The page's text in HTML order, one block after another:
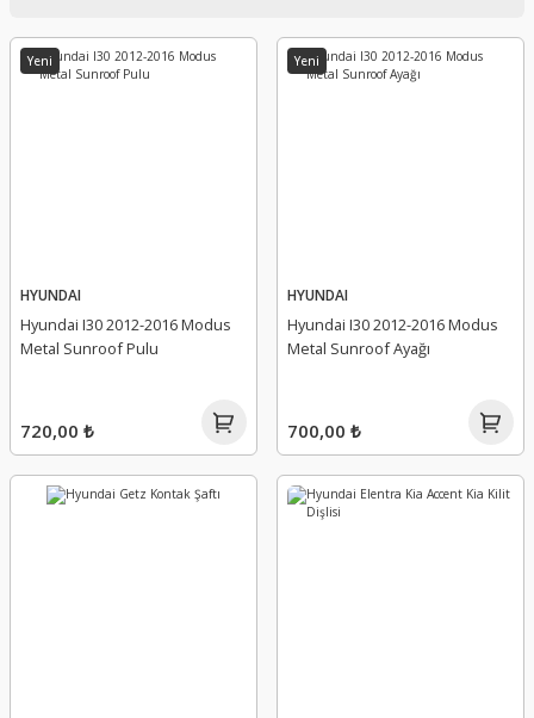
Yeni
HYUNDAI
Hyundai I30 2012-2016 Modus
Metal Sunroof Pulu
720,00 ₺
Yeni
HYUNDAI
Hyundai I30 2012-2016 Modus
Metal Sunroof Ayağı
700,00 ₺